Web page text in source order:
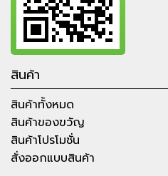
สินค้า
สินค้าทั้งหมด
สินค้าของขวัญ
สินค้าโปรโมชั่น
สั่งออกแบบสินค้า